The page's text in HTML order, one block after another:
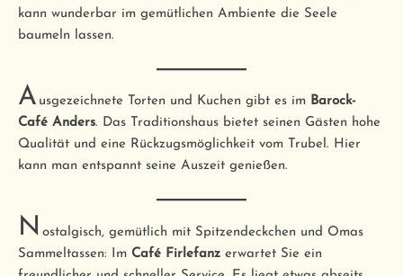
kann wunderbar im gemütlichen Ambiente die Seele
baumeln lassen.
A usgezeichnete Torten und Kuchen gibt es im Barock-
Café Anders. Das Traditionshaus bietet seinen Gästen hohe
Qualität und eine Rückzugsmöglichkeit vom Trubel. Hier
kann man entspannt seine Auszeit genießen.
N ostalgisch, gemütlich mit Spitzendeckchen und Omas
Sammeltassen: Im Café Firlefanz erwartet Sie ein